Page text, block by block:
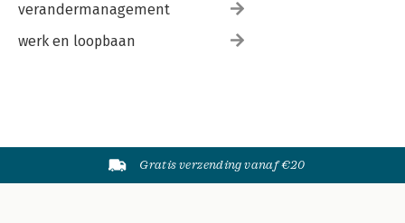
verandermanagement
werk en loopbaan
Gratis verzending vanaf €20